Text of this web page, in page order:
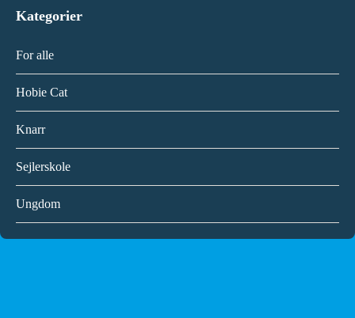
Kategorier
For alle
Hobie Cat
Knarr
Sejlerskole
Ungdom